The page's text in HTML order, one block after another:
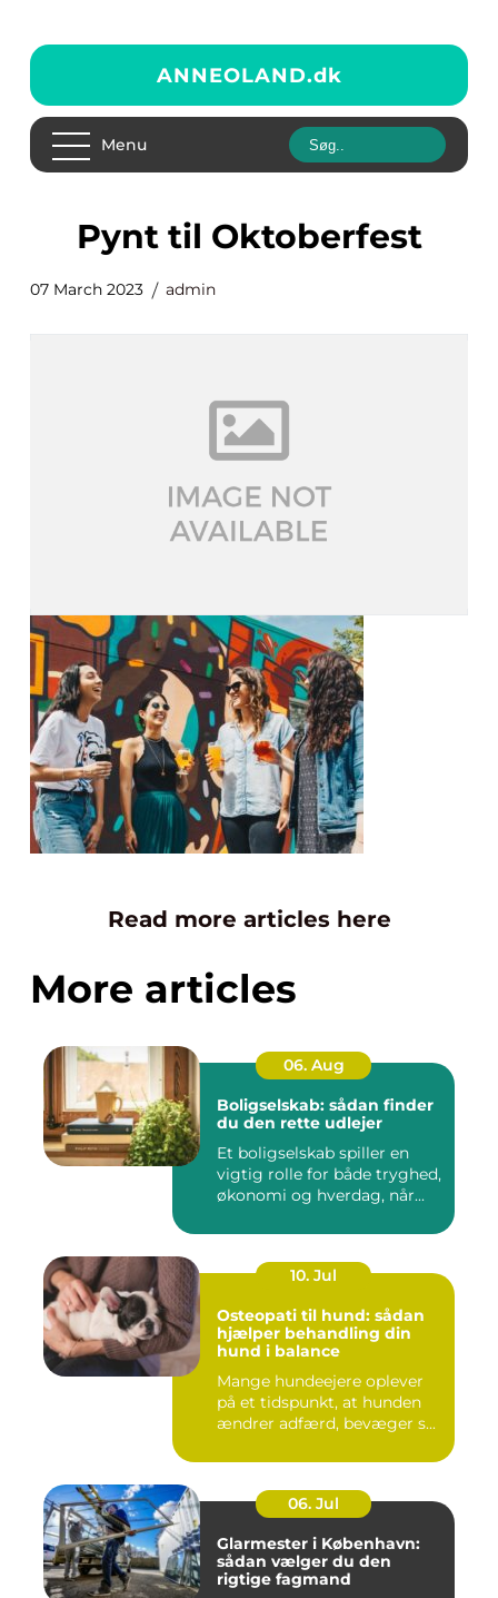
ANNEOLAND.dk
Menu
Pynt til Oktoberfest
07 March 2023 admin
Read more articles here
More articles
06. Aug
Boligselskab: sådan finder
du den rette udlejer
Et boligselskab spiller en
vigtig rolle for både tryghed,
økonomi og hverdag, når...
10. Jul
Osteopati til hund: sådan
hjælper behandling din
hund i balance
Mange hundeejere oplever
på et tidspunkt, at hunden
ændrer adfærd, bevæger s...
06. Jul
Glarmester i København:
sådan vælger du den
rigtige fagmand